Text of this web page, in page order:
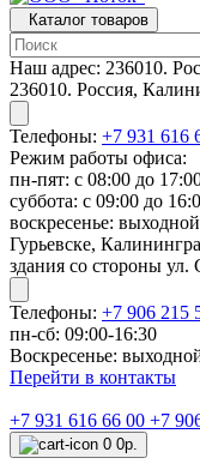
Каталог товаров
Наш адрес: 236010.
236010. Россия,
Телефоны: +7 931 616
Режим работы офиса:
пн-пят: с 08:00 до
суббота: с 09:00 до
воскресенье:
Гурьевске,
здания со стороны ул.
Телефоны: +7 906 215
пн-сб: 09:00-16:30
Воскресенье:
Перейти в контакты
+7 931 616 66 00 +7
0 0р.